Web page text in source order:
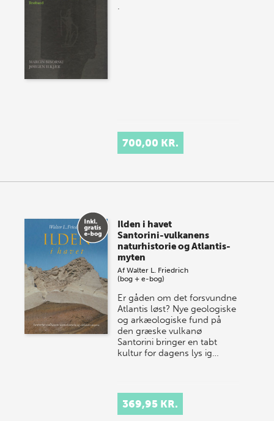
.
700,00 KR.
Ilden i havet
Santorini-vulkanens
naturhistorie og Atlantis-
myten
AfWalter L. Friedrich
(bog + e-bog)
Er gåden om det forsvundne
Atlantis løst? Nye geologiske
og arkæologiske fund på
den græske vulkanø
Santorini bringer en tabt
kultur for dagens lys ig…
369,95 KR.